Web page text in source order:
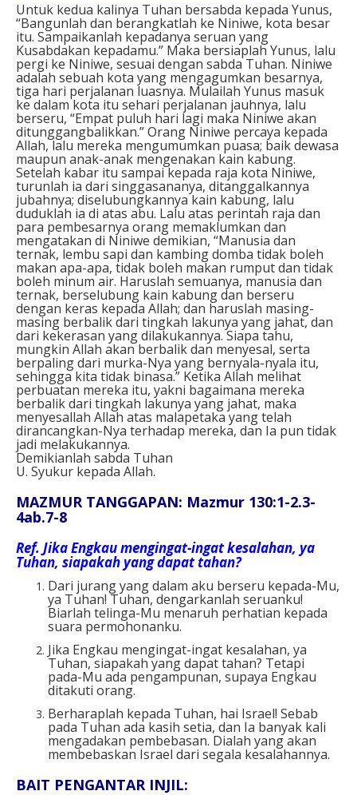
Untuk kedua kalinya Tuhan bersabda kepada Yunus,
“Bangunlah dan berangkatlah ke Niniwe, kota besar
itu. Sampaikanlah kepadanya seruan yang
Kusabdakan kepadamu.” Maka bersiaplah Yunus, lalu
pergi ke Niniwe, sesuai dengan sabda Tuhan. Niniwe
adalah sebuah kota yang mengagumkan besarnya,
tiga hari perjalanan luasnya. Mulailah Yunus masuk
ke dalam kota itu sehari perjalanan jauhnya, lalu
berseru, “Empat puluh hari lagi maka Niniwe akan
ditunggangbalikkan.” Orang Niniwe percaya kepada
Allah, lalu mereka mengumumkan puasa; baik dewasa
maupun anak-anak mengenakan kain kabung.
Setelah kabar itu sampai kepada raja kota Niniwe,
turunlah ia dari singgasananya, ditanggalkannya
jubahnya; diselubungkannya kain kabung, lalu
duduklah ia di atas abu. Lalu atas perintah raja dan
para pembesarnya orang memaklumkan dan
mengatakan di Niniwe demikian, “Manusia dan
ternak, lembu sapi dan kambing domba tidak boleh
makan apa-apa, tidak boleh makan rumput dan tidak
boleh minum air. Haruslah semuanya, manusia dan
ternak, berselubung kain kabung dan berseru
dengan keras kepada Allah; dan haruslah masing-
masing berbalik dari tingkah lakunya yang jahat, dan
dari kekerasan yang dilakukannya. Siapa tahu,
mungkin Allah akan berbalik dan menyesal, serta
berpaling dari murka-Nya yang bernyala-nyala itu,
sehingga kita tidak binasa.” Ketika Allah melihat
perbuatan mereka itu, yakni bagaimana mereka
berbalik dari tingkah lakunya yang jahat, maka
menyesallah Allah atas malapetaka yang telah
dirancangkan-Nya terhadap mereka, dan Ia pun tidak
jadi melakukannya.
Demikianlah sabda Tuhan
U. Syukur kepada Allah.
MAZMUR TANGGAPAN: Mazmur 130:1-2.3-
4ab.7-8
Ref. Jika Engkau mengingat-ingat kesalahan, ya
Tuhan, siapakah yang dapat tahan?
Dari jurang yang dalam aku berseru kepada-Mu,
ya Tuhan! Tuhan, dengarkanlah seruanku!
Biarlah telinga-Mu menaruh perhatian kepada
suara permohonanku.
Jika Engkau mengingat-ingat kesalahan, ya
Tuhan, siapakah yang dapat tahan? Tetapi
pada-Mu ada pengampunan, supaya Engkau
ditakuti orang.
Berharaplah kepada Tuhan, hai Israel! Sebab
pada Tuhan ada kasih setia, dan Ia banyak kali
mengadakan pembebasan. Dialah yang akan
membebaskan Israel dari segala kesalahannya.
BAIT PENGANTAR INJIL: